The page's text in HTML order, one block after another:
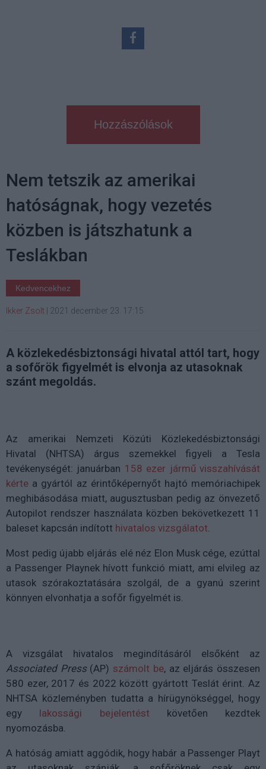
Hozzászólások
Nem tetszik az amerikai
hatóságnak, hogy vezetés
közben is játszhatunk a
Teslákban
Kedvencekhez
Ikker Zsolt 2021 december 23. 17:15
A közlekedésbiztonsági hivatal attól tart, hogy
a sofőrök figyelmét is elvonja az utasoknak
szánt megoldás.
Az amerikai Nemzeti Közúti Közlekedésbiztonsági
Hivatal (NHTSA) árgus szemekkel figyeli a Tesla
tevékenységét: januárban 158 ezer jármű visszahívását
kérte a gyártól az érintőképernyőt hajtó memóriachipek
meghibásodása miatt, augusztusban pedig az önvezető
Autopilot rendszer használata közben bekövetkezett 11
baleset kapcsán indított hivatalos vizsgálatot.
Most pedig újabb eljárás elé néz Elon Musk cége, ezúttal
a Passenger Playnek hívott funkció miatt, ami elvileg az
utasok szórakoztatására szolgál, de a gyanú szerint
könnyen elvonhatja a sofőr figyelmét is.
A vizsgálat hivatalos megindításáról elsőként az
Associated Press (AP) számolt be, az eljárás összesen
580 ezer, 2017 és 2022 között gyártott Teslát érint. Az
NHTSA közleményben tudatta a hírügynökséggel, hogy
egy lakossági bejelentést követően kezdtek
nyomozásba.
A hatóság amiatt aggódik, hogy habár a Passenger Playt